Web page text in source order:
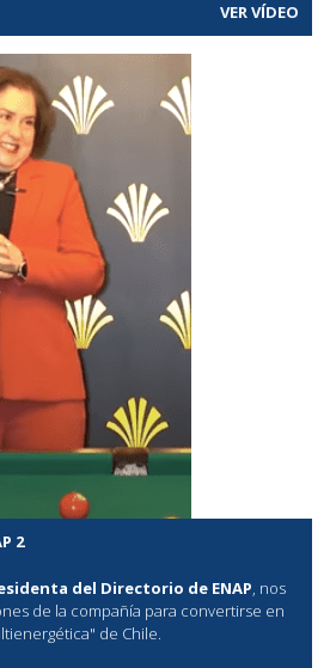
VER VÍDEO
2
del Directorio de ENAP, nos
de la compañía para convertirse en
de Chile.